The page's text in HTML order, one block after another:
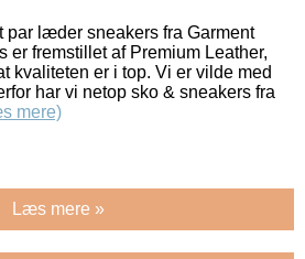
par læder sneakers fra Garment
er fremstillet af Premium Leather,
kvaliteten er i top. Vi er vilde med
har vi netop sko & sneakers fra
mere)
Læs mere »